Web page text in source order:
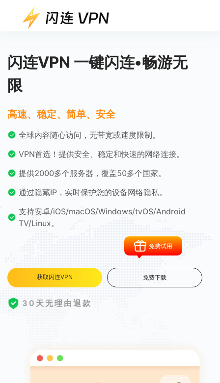
闪连VPN 一键闪连•畅游无
限
高速、稳定、简单、安全
全球内容随心访问，无带宽或速度限制。
VPN首选！提供安全、稳定和快速的网络连接。
提供2000多个服务器，覆盖50多个国家。
通过隐藏IP，实时保护您的设备网络隐私。
支持安卓/iOS/macOS/Windows/tvOS/Android
TV/Linux。
免费试用
获取闪连VPN 免费下载
30天无理由退款